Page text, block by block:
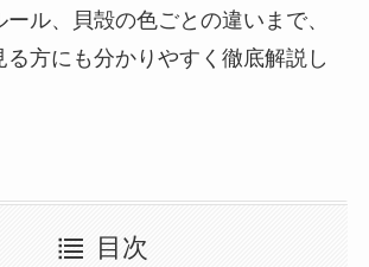
ル、貝殻の色ごとの違いまで、
方にも分かりやすく徹底解説し
目次